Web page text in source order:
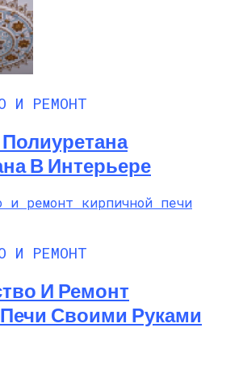
И РЕМОНТ
В Интерьере
И РЕМОНТ
И Ремонт
Своими Руками